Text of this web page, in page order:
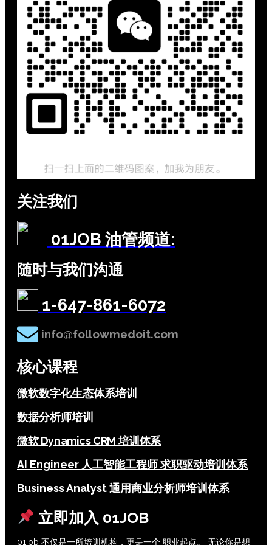
关注我们
01JOB 油管频道:
随时与我们沟通
1-647-861-6072
info@followmedoit.com
核心课程
微软数字化生态体系培训
数据分析师培训
微软 Dynamics CRM 培训体系
AI Engineer 人工智能工程师 求职驱动培训体系
Business Analyst 通用商业分析师培训体系
立即加入 01JOB
01job 不仅是一所培训机构，更是一个 职业起点。 无论你是想